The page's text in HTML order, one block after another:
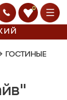
0
ГОСТИНЫЕ